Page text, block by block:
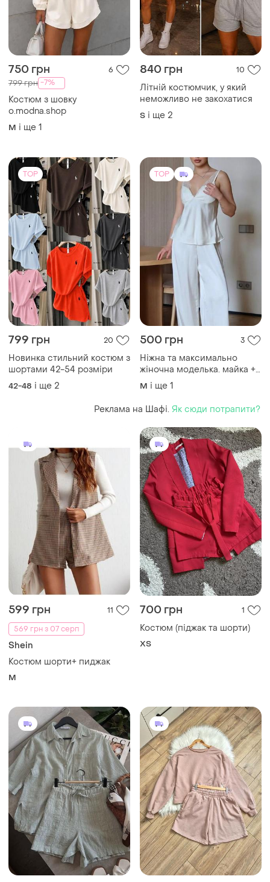
750 грн 6
799 грн -7%
Костюм з шовку
o.modna.shop
M і ще 1
840 грн 10
Літній костюмчик, у який
неможливо не закохатися
S і ще 2
TOP
799 грн 20
Новинка стильний костюм з
шортами 42-54 розміри
42-48 і ще 2
TOP
500 грн 3
Ніжна та максимально
жіночна моделька. майка +
штани,в чорному кольорі.
майка з гарним вирізом
декольте. доповена
мереживними встаками
M і ще 1
Реклама на Шафі. Як сюди потрапити?
599 грн
11
569 грн з 07 серп
Shein
Костюм шорти+ пиджак
M
700 грн 1
Костюм (піджак та шорти)
ХS